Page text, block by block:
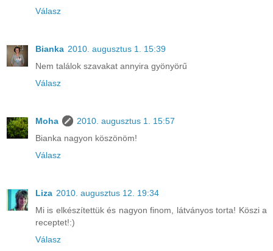
Válasz
Bianka 2010. augusztus 1. 15:39
Nem találok szavakat annyira gyönyörű
Válasz
Moha
2010. augusztus 1. 15:57
Bianka nagyon köszönöm!
Válasz
Liza 2010. augusztus 12. 19:34
Mi is elkészítettük és nagyon finom, látványos torta! Köszi a
receptet!:)
Válasz